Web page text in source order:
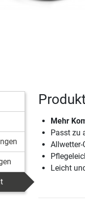
Mehr
Passt zu
Allwetter-
Leicht